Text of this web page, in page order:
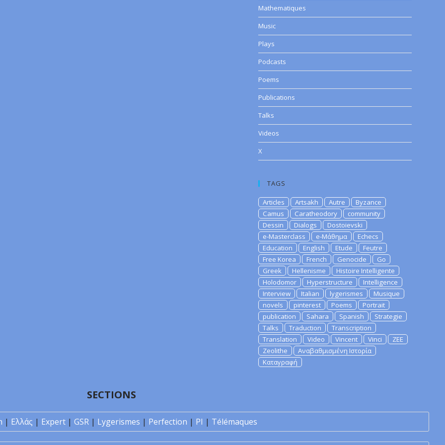
Mathematiques
Music
Plays
Podcasts
Poems
Publications
Talks
Videos
X
TAGS
Articles Artsakh Autre
Byzance
Camus
Caratheodory
community
Dessin
Dialogs
Dostoievski
e-Masterclass
e-Μάθημα
Echecs
Education
English Etude
Feutre
Free Korea
French Genocide
Go
Greek
Hellenisme
Histoire Intelligente
Holodomor
Hyperstructure
Intelligence
Interview
Italian lygerismes
Musique
novels
pinterest Poems
Portrait
publication
Sahara Spanish
Strategie
Talks
Traduction
Transcription
Translation
Video Vincent Vinci
ZEE
Zeolithe
Αναβαθμισμένη Ιστορία
Καταγραφή
SECTIONS
| Ελλάς | Expert | GSR | Lygerismes | Perfection | PI | Télémaques